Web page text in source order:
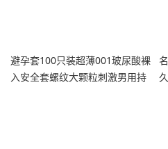
避孕套100只装超薄001玻尿酸裸
入安全套螺纹大颗粒刺激男用持